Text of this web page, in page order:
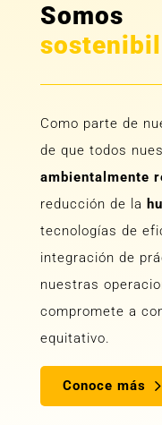
Somos
Como parte de
de que todos
ambientalmente
reducción de la
tecnologías de
integración de
nuestras
compromete a
equitativo.
Conoce más